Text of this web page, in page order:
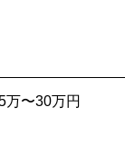
万〜30万円